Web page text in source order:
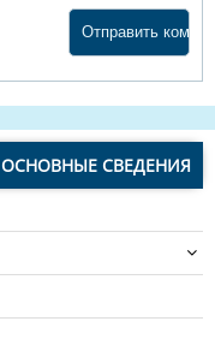
ОСНОВНЫЕ СВЕДЕНИЯ